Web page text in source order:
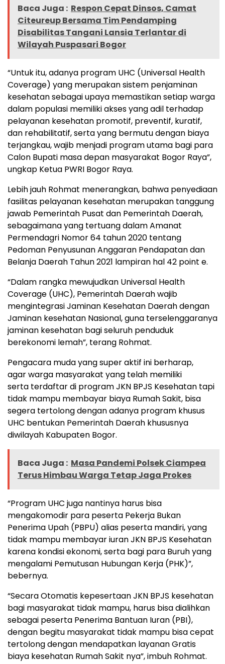
Baca Juga : Respon Cepat Dinsos, Camat
Citeureup Bersama Tim Pendamping
Disabilitas Tangani Lansia Terlantar di
Wilayah Puspasari Bogor
“Untuk itu, adanya program UHC (Universal Health
Coverage) yang merupakan sistem penjaminan
kesehatan sebagai upaya memastikan setiap warga
dalam populasi memiliki akses yang adil terhadap
pelayanan kesehatan promotif, preventif, kuratif,
dan rehabilitatif, serta yang bermutu dengan biaya
terjangkau, wajib menjadi program utama bagi para
Calon Bupati masa depan masyarakat Bogor Raya”,
ungkap Ketua PWRI Bogor Raya.
Lebih jauh Rohmat menerangkan, bahwa penyediaan
fasilitas pelayanan kesehatan merupakan tanggung
jawab Pemerintah Pusat dan Pemerintah Daerah,
sebagaimana yang tertuang dalam Amanat
Permendagri Nomor 64 tahun 2020 tentang
Pedoman Penyusunan Anggaran Pendapatan dan
Belanja Daerah Tahun 2021 lampiran hal 42 point e.
“Dalam rangka mewujudkan Universal Health
Coverage (UHC), Pemerintah Daerah wajib
mengintegrasi Jaminan Kesehatan Daerah dengan
Jaminan kesehatan Nasional, guna terselenggaranya
jaminan kesehatan bagi seluruh penduduk
berekonomi lemah”, terang Rohmat.
Pengacara muda yang super aktif ini berharap,
agar warga masyarakat yang telah memiliki
serta terdaftar di program JKN BPJS Kesehatan tapi
tidak mampu membayar biaya Rumah Sakit, bisa
segera tertolong dengan adanya program khusus
UHC bentukan Pemerintah Daerah khususnya
diwilayah Kabupaten Bogor.
Baca Juga : Masa Pandemi Polsek Ciampea
Terus Himbau Warga Tetap Jaga Prokes
“Program UHC juga nantinya harus bisa
mengakomodir para peserta Pekerja Bukan
Penerima Upah (PBPU) alias peserta mandiri, yang
tidak mampu membayar iuran JKN BPJS Kesehatan
karena kondisi ekonomi, serta bagi para Buruh yang
mengalami Pemutusan Hubungan Kerja (PHK)”,
bebernya.
“Secara Otomatis kepesertaan JKN BPJS kesehatan
bagi masyarakat tidak mampu, harus bisa dialihkan
sebagai peserta Penerima Bantuan Iuran (PBI),
dengan begitu masyarakat tidak mampu bisa cepat
tertolong dengan mendapatkan layanan Gratis
biaya kesehatan Rumah Sakit nya”, imbuh Rohmat.